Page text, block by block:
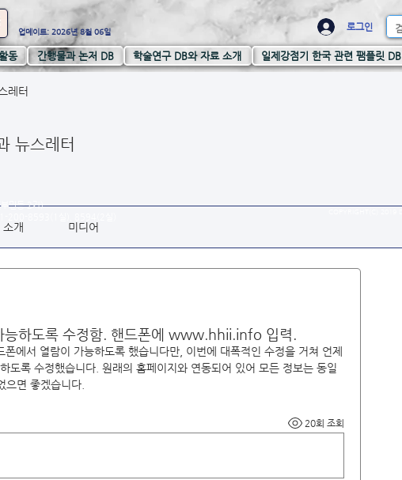
업데이트: 2026년 8월 06일 로그인
동 간행물과 논저 DB 학술연구 DB와 자료 소개 일제강점기 한국 관련 팸플릿 DB
레터
뉴스레터
소개 미디어
능하도록 수정함. 핸드폰에 www.hhii.info 입력.
에서 열람이 가능하도록 했습니다만, 이번에 대폭적인 수정을 거쳐 언제
도록 수정했습니다. 원래의 홈페이지와 연동되어 있어 모든 정보는 동일
으면 좋겠습니다.
20회 조회
민동 2가)